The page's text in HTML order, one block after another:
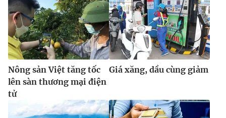
Nông sản Việt tăng tốc
lên sàn thương mại điện
tử
Giá xăng, dầu cùng giảm